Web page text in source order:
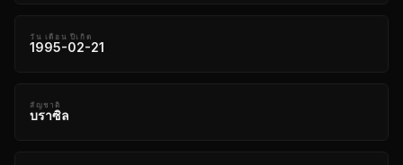
วัน เดือน ปีเกิด
1995-02-21
สัญชาติ
บราซิล